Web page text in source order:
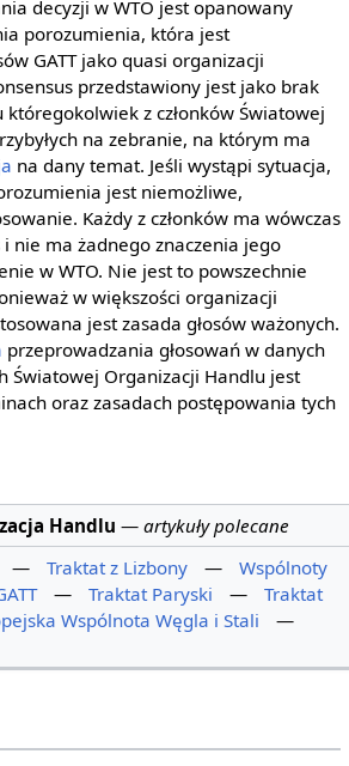
decyzji w WTO jest opanowany
porozumienia, która jest
GATT jako quasi organizacji
przedstawiony jest jako brak
z członków Światowej
na zebranie, na którym ma
na dany temat. Jeśli wystąpi sytuacja,
jest niemożliwe,
Każdy z członków ma wówczas
i nie ma żadnego znaczenia jego
w WTO. Nie jest to powszechnie
w większości organizacji
jest zasada głosów ważonych.
przeprowadzania głosowań w danych
Światowej Organizacji Handlu jest
oraz zasadach postępowania tych
Handlu —artykuły polecane
— Traktat z Lizbony —
Wspólnoty
— Traktat Paryski —
Traktat
Wspólnota Węgla i Stali
—